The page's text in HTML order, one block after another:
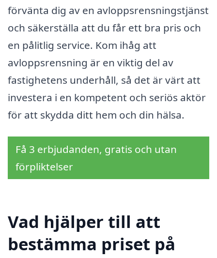
förvänta dig av en avloppsrensningstjänst
och säkerställa att du får ett bra pris och
en pålitlig service. Kom ihåg att
avloppsrensning är en viktig del av
fastighetens underhåll, så det är värt att
investera i en kompetent och seriös aktör
för att skydda ditt hem och din hälsa.
Få 3 erbjudanden, gratis och utan
förpliktelser
Vad hjälper till att
bestämma priset på